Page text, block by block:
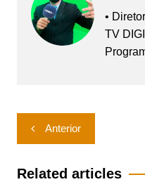
•
TV
Navegação
de
Post
Anterior
Related articles